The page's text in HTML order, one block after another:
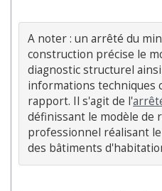
A noter : un arrêté du
construction précise le
diagnostic structurel
informations techniques
rapport. Il s'agit de l'
définissant le modèle de
professionnel réalisant
des bâtiments